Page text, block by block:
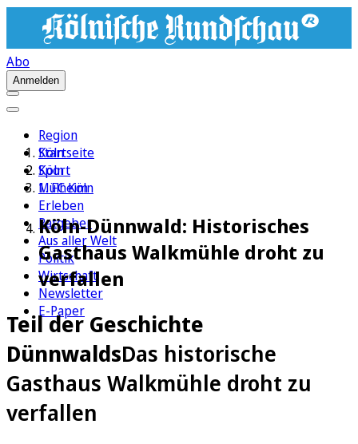
Abo
Anmelden
Region
Köln
Sport
1. FC Köln
Erleben
Ratgeber
Aus aller Welt
Politik
Wirtschaft
Newsletter
E-Paper
Startseite
Köln
Mülheim
Köln-Dünnwald: Historisches
Gasthaus Walkmühle droht zu
verfallen
Teil der Geschichte
DünnwaldsDas historische
Gasthaus Walkmühle droht zu
verfallen